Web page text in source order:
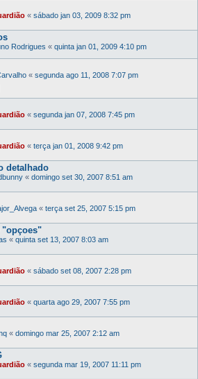
« sábado jan 03, 2009 8:32 pm
Rodrigues « quinta jan 01, 2009 4:10 pm
« segunda ago 11, 2008 7:07 pm
« segunda jan 07, 2008 7:45 pm
« terça jan 01, 2008 9:42 pm
detalhado
« domingo set 30, 2007 8:51 am
« terça set 25, 2007 5:15 pm
"opçoes"
« quinta set 13, 2007 8:03 am
« sábado set 08, 2007 2:28 pm
« quarta ago 29, 2007 7:55 pm
« domingo mar 25, 2007 2:12 am
« segunda mar 19, 2007 11:11 pm